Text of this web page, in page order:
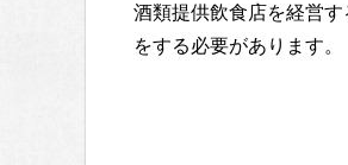
酒類提供飲食店を経営
をする必要があります